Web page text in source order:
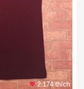
2.174 thích